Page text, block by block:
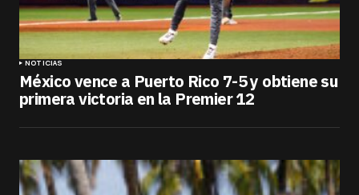
NOTICIAS
México vence a Puerto Rico 7-5 y obtiene su
primera victoria en la Premier 12